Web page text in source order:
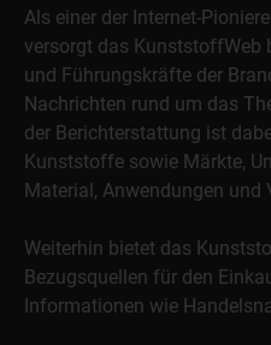
Als einer der Internet-
versorgt das KunststoffWeb
und Führungskräfte der
Nachrichten rund um das
der Berichterstattung ist
Kunststoffe sowie Märkte,
Material, Anwendungen und
Weiterhin bietet das
Bezugsquellen für den
Informationen wie